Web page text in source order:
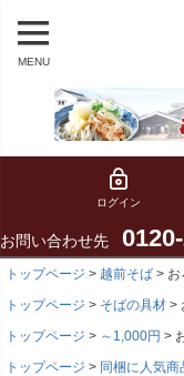
MENU
ログイン
お問い合わせ先
トップページ 越前そば
お
トップページ
そばの具材
トップページ
～1,000円
トップページ
同梱に人気商